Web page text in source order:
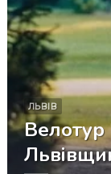
ЛЬВІВ
Велотур